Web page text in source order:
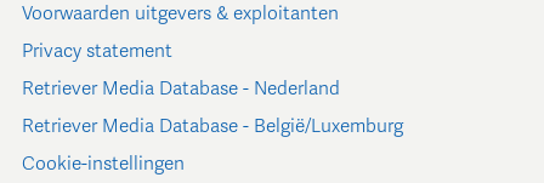
Voorwaarden uitgevers & exploitanten
Privacy statement
Retriever Media Database - Nederland
Retriever Media Database - België/Luxemburg
Cookie-instellingen